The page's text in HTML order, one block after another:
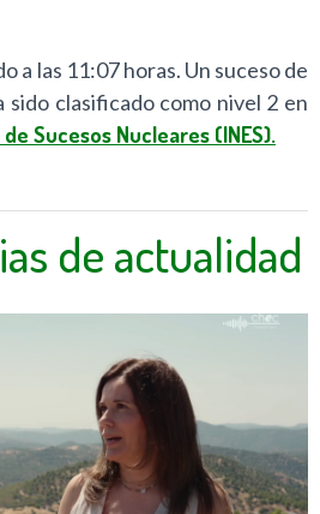
a las 11:07 horas. Un suceso de
sido clasificado como nivel 2 en
Sucesos Nucleares (INES).
de actualidad